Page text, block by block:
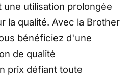
utilisation prolongée
la qualité. Avec la Brother
bénéficiez d'une
de qualité
prix défiant toute